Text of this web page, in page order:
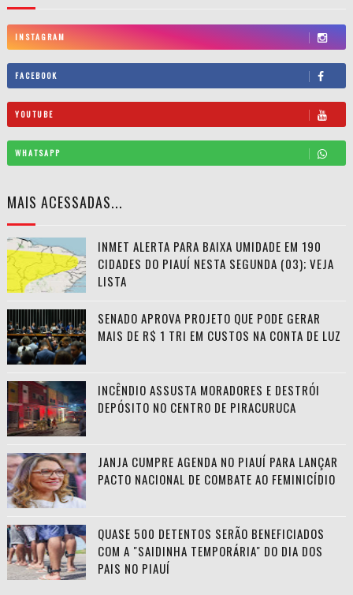
INSTAGRAM
FACEBOOK
YOUTUBE
WHATSAPP
MAIS ACESSADAS...
INMET ALERTA PARA BAIXA UMIDADE EM 190
CIDADES DO PIAUÍ NESTA SEGUNDA (03); VEJA
LISTA
SENADO APROVA PROJETO QUE PODE GERAR
MAIS DE R$ 1 TRI EM CUSTOS NA CONTA DE LUZ
INCÊNDIO ASSUSTA MORADORES E DESTRÓI
DEPÓSITO NO CENTRO DE PIRACURUCA
JANJA CUMPRE AGENDA NO PIAUÍ PARA LANÇAR
PACTO NACIONAL DE COMBATE AO FEMINICÍDIO
QUASE 500 DETENTOS SERÃO BENEFICIADOS
COM A "SAIDINHA TEMPORÁRIA" DO DIA DOS
PAIS NO PIAUÍ